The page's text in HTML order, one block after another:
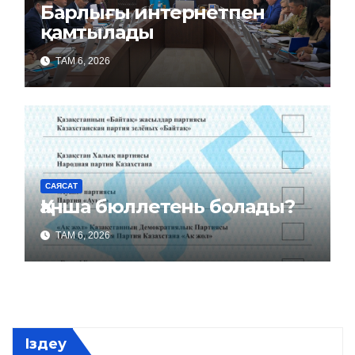
Барлығы интернетпен
қамтылады
ТАМ 6, 2026
САЯСАТ
Қанша бюллетень болады?
ТАМ 6, 2026
Іздеу